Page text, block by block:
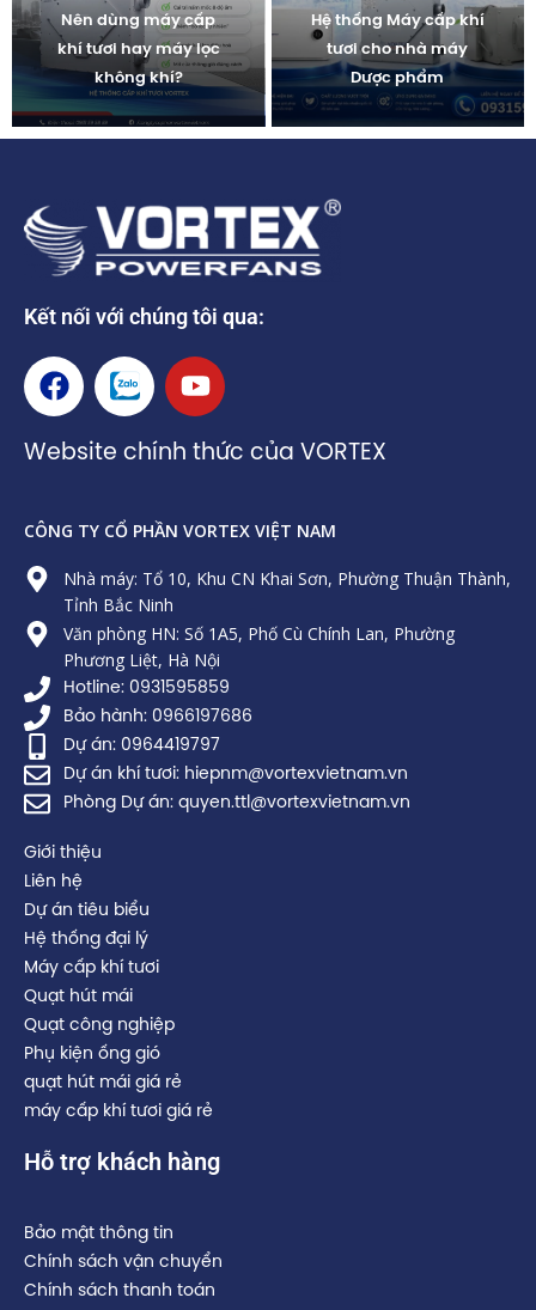
Nên dùng máy cấp
khí tươi hay máy lọc
không khí?
Hệ thống Máy cấp khí
tươi cho nhà máy
Dược phẩm
Kết nối với chúng tôi qua:
F
a
e
o
k
Z
a
o
Y
o
t
b
Website chính thức của VORTEX
CÔNG TY CỔ PHẦN VORTEX VIỆT NAM
Nhà máy: Tổ 10, Khu CN Khai Sơn, Phường Thuận Thành,
Tỉnh Bắc Ninh
Văn phòng HN: Số 1A5, Phố Cù Chính Lan, Phường
Phương Liệt, Hà Nội
Hotline: 0931595859
Bảo hành: 0966197686
Dự án: 0964419797
Dự án khí tươi: hiepnm@vortexvietnam.vn
Phòng Dự án: quyen.ttl@vortexvietnam.vn
Giới thiệu
Liên hệ
Dự án tiêu biểu
Hệ thống đại lý
Máy cấp khí tươi
Quạt hút mái
Quạt công nghiệp
Phụ kiện ống gió
quạt hút mái giá rẻ
máy cấp khí tươi giá rẻ
Hỗ trợ khách hàng
Bảo mật thông tin
Chính sách vận chuyển
Chính sách thanh toán